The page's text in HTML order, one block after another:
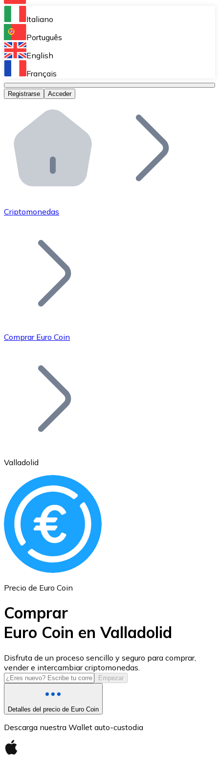
Bitnovo Ramp
Integra nuestra solución en tu plataforma.
Bitnovo Giftcards
Bitnovo OTC
Bitnovo ATM
Integra un ATM Bitnovo en tu negocio y permite que
Bitnovo API
Integra nuestra API en tu ecosistema.
Únete a nuestra red de distribuidores.
Añade tu proyecto a nuestro ecosistema.
Bitcoin
Ethereum
ETH
USD Coin
USDC
Italiano
Português
English
Français
Registrarse Acceder
Criptomonedas
Comprar Euro Coin
Valladolid
Precio de Euro Coin
Comprar
Euro Coin en Valladolid
Disfruta de un proceso sencillo y seguro para comprar,
vender e intercambiar criptomonedas.
Empezar
Detalles del precio de Euro Coin
Descarga nuestra Wallet auto-custodia